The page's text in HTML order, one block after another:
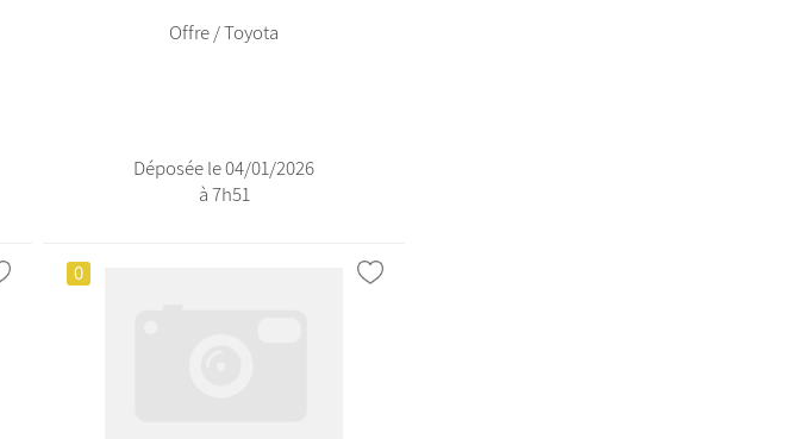
Offre / Toyota
Déposée le 04/01/2026
à 7h51
0